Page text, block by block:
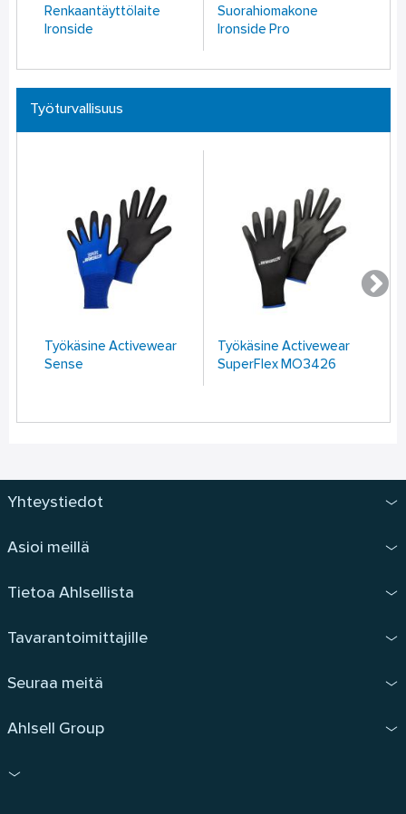
Renkaantäyttölaite
Ironside
Suorahiomakone
Ironside Pro
Työturvallisuus
Työkäsine Activewear
Sense
Työkäsine Activewear
SuperFlex MO3426
Yhteystiedot
Asioi meillä
Tietoa Ahlsellista
Tavarantoimittajille
Seuraa meitä
Ahlsell Group